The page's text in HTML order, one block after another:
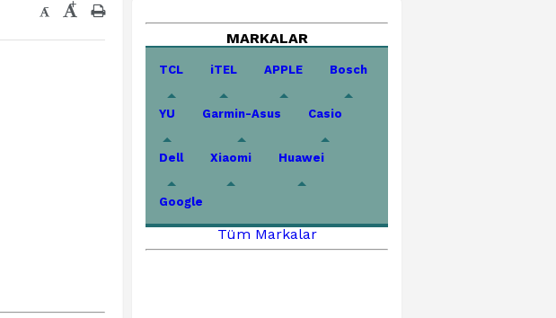
- +
MARKALAR
TCL iTEL APPLE Bosch
YU Garmin-Asus Casio
Dell Xiaomi Huawei
Google
Tüm Markalar